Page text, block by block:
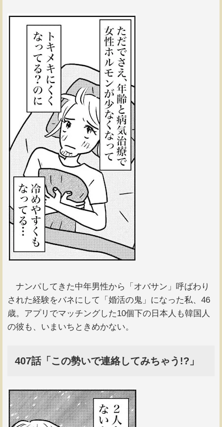
ナンパしてきた中年男性から「オバサン」呼ばわり
された経験をバネにして「婚活の鬼」になった私、46
歳。アプリでマッチングした10個下の日本人も韓国人
の彼も、いまいちときめかない。
407話「この勢いで連絡してみちゃう!?」